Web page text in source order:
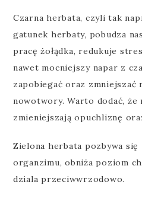
Czarna herbata, czyli tak
gatunek herbaty, pobudza
pracę żołądka, redukuje
nawet mocniejszy napar z
zapobiegać oraz zmniejszać
nowotwory. Warto dodać,
zmieniejszają opuchliznę
Zielona herbata pozbywa się
organzimu, obniża poziom
dziala przeciwwrzodowo.